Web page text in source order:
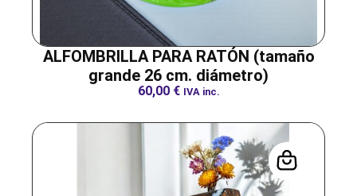
ALFOMBRILLA PARA RATÓN (tamaño
grande 26 cm. diámetro)
60,00 € IVA inc.